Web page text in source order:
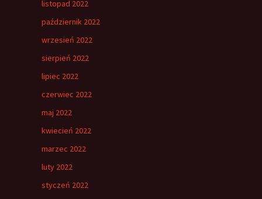
listopad 2022
październik 2022
wrzesień 2022
sierpień 2022
lipiec 2022
czerwiec 2022
maj 2022
kwiecień 2022
marzec 2022
luty 2022
styczeń 2022